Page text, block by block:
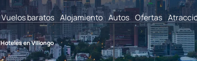
Vuelos baratos Alojamiento Autos Ofertas
Hoteles en Villongo